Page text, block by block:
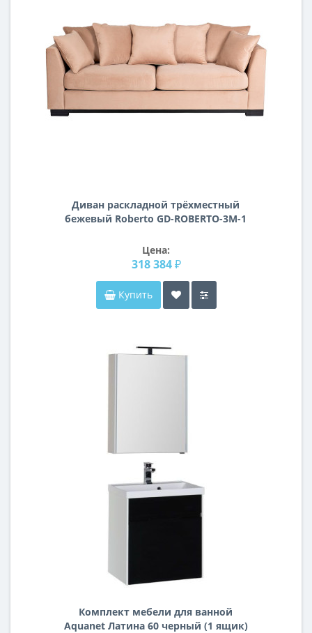
Диван раскладной трёхместный
бежевый Roberto GD-ROBERTO-3M-1
Цена:
318 384 ₽
Купить
Комплект мебели для ванной
Aquanet Латина 60 черный (1 ящик)